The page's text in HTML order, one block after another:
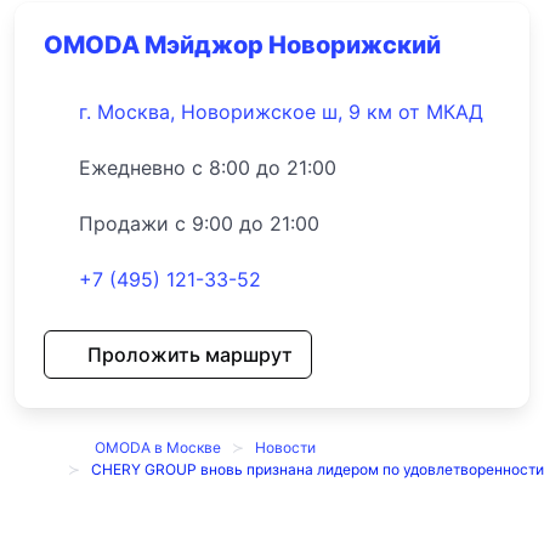
OMODA Мэйджор Новорижский
г. Москва, Новорижское ш, 9 км от МКАД
Ежедневно с 8:00 до 21:00
Продажи с 9:00 до 21:00
+7 (495) 121-33-52
Проложить маршрут
OMODA в Москве
Новости
CHERY GROUP вновь признана лидером по